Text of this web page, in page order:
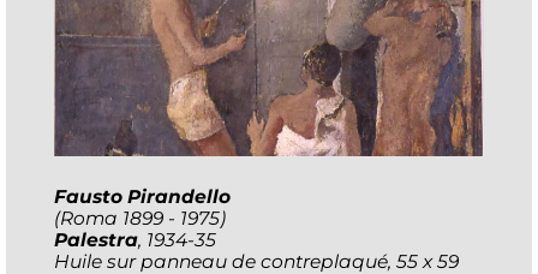
Fausto Pirandello
(Roma 1899 - 1975)
Palestra, 1934-35
Huile sur panneau de contreplaqué, 55 x 59